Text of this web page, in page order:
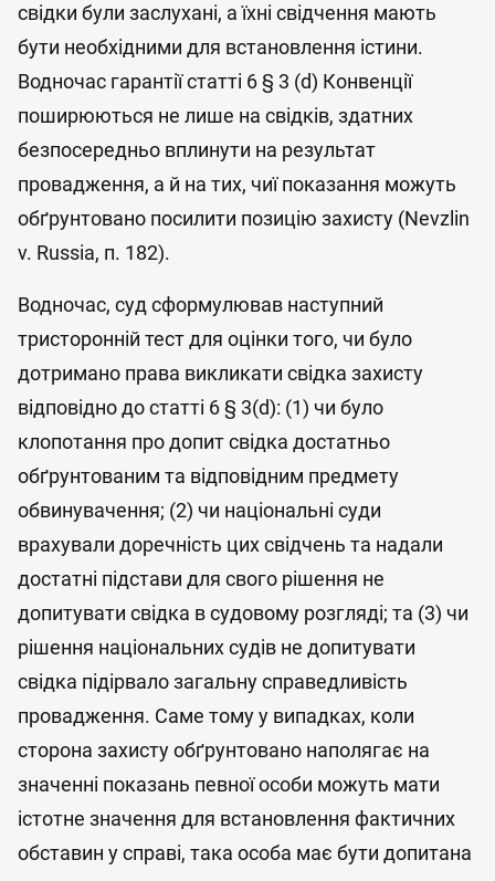
свідки були заслухані, а їхні свідчення мають
бути необхідними для встановлення істини.
Водночас гарантії статті 6 § 3 (d) Конвенції
поширюються не лише на свідків, здатних
безпосередньо вплинути на результат
провадження, а й на тих, чиї показання можуть
обґрунтовано посилити позицію захисту (Nevzlin
v. Russia, п. 182).
Водночас, суд сформулював наступний
тристоронній тест для оцінки того, чи було
дотримано права викликати свідка захисту
відповідно до статті 6 § 3(d): (1) чи було
клопотання про допит свідка достатньо
обґрунтованим та відповідним предмету
обвинувачення; (2) чи національні суди
врахували доречність цих свідчень та надали
достатні підстави для свого рішення не
допитувати свідка в судовому розгляді; та (3) чи
рішення національних судів не допитувати
свідка підірвало загальну справедливість
провадження. Саме тому у випадках, коли
сторона захисту обґрунтовано наполягає на
значенні показань певної особи можуть мати
істотне значення для встановлення фактичних
обставин у справі, така особа має бути допитана